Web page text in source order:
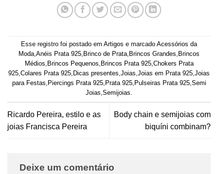
Esse registro foi postado em Artigos e marcado Acessórios da
Moda,Anéis Prata 925, Brinco de Prata, Brincos Grandes, Brincos
Médios, Brincos Pequenos, Brincos Prata 925,Chokers Prata
925,Colares Prata 925, Dicas presentes,Joias,Joias em Prata 925,Joias
para Festas, Piercings Prata 925, Prata 925, Pulseiras Prata 925,Semi
Joias,Semijoias.
Ricardo Pereira, estilo e as
joias Francisca Pereira
Body chain e semijoias com
biquíni combinam?
Deixe um comentário